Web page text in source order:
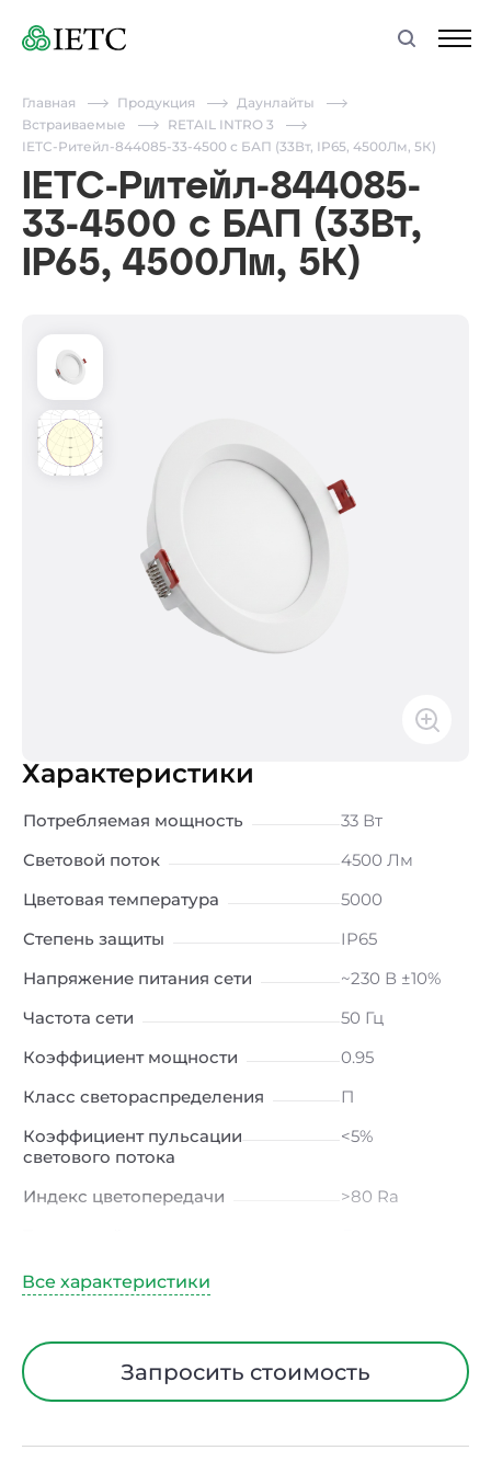
Главная Продукция
Даунлайты
Встраиваемые
RETAIL INTRO 3
IETC-Ритейл-844085-33-4500 с БАП (33Вт, IP65, 4500Лм, 5К)
IETC-Ритейл-844085-
33-4500 с БАП (33Вт,
IP65, 4500Лм, 5К)
Характеристики
Потребляемая мощность
33 Вт
Световой поток
4500 Лм
Цветовая температура
5000
Степень защиты
IP65
Напряжение питания сети
~230 В ±10%
Частота сети
50 Гц
Коэффициент мощности
0.95
Класс светораспределения
П
Коэффициент пульсации
светового потока
<5%
Индекс цветопередачи
>80 Ra
Угол рассеивания
Диапазон рабочих температур
от -20 до +40
℃
Запросить стоимость